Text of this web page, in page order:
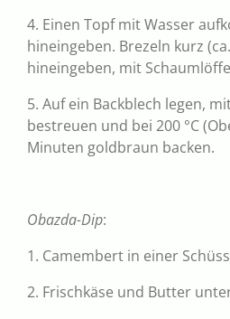
4. Einen Topf mit Wasser
hineingeben. Brezeln kurz
hineingeben, mit
5. Auf ein Backblech legen,
bestreuen und bei 200 °C
Minuten goldbraun backen.
Obazda-Dip:
1. Camembert in einer
2. Frischkäse und Butter